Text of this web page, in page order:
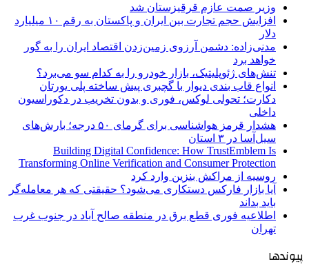
وزیر صمت عازم قرقیزستان شد
افزایش حجم تجارت بین ایران و پاکستان به رقم ۱۰ میلیارد
دلار
مدنی‌زاده: دشمن آرزوی زمین‌زدن اقتصاد ایران را به گور
خواهد برد
تنش‌های ژئوپلیتیک، بازار خودرو را به کدام سو می‌برد؟
انواع قاب بندی دیوار با گچبری پیش ساخته پلی یورتان
دکارت؛ تحولی لوکس، فوری و بدون تخریب در دکوراسیون
داخلی
هشدار قرمز هواشناسی برای گرمای ۵۰ درجه؛ بارش‌های
سیل‌آسا در ۳ استان
Building Digital Confidence: How TrustEmblem Is
Transforming Online Verification and Consumer Protection
روسیه از مراکش بنزین وارد کرد
آیا بازار فارکس دستکاری می‌شود؟ حقیقتی که هر معامله‌گر
باید بداند
اطلاعیه فوری قطع برق در منطقه صالح آباد در جنوب غرب
تهران
پیوندها